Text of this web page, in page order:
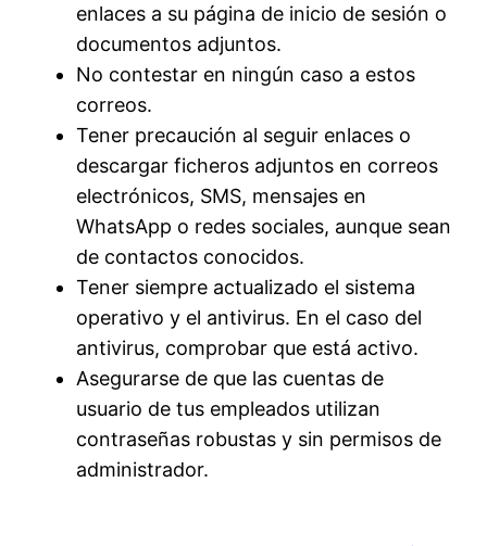
enlaces a su página de inicio de sesión o
documentos adjuntos.
No contestar en ningún caso a estos
correos.
Tener precaución al seguir enlaces o
descargar ficheros adjuntos en correos
electrónicos, SMS, mensajes en
WhatsApp o redes sociales, aunque sean
de contactos conocidos.
Tener siempre actualizado el sistema
operativo y el antivirus. En el caso del
antivirus, comprobar que está activo.
Asegurarse de que las cuentas de
usuario de tus empleados utilizan
contraseñas robustas y sin permisos de
administrador.